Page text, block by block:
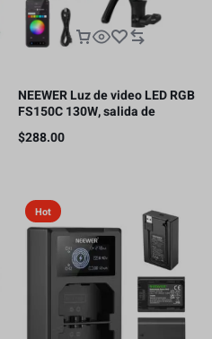
NEEWER Luz de video LED RGB
FS150C 130W, salida de
iluminación continua COB de
2500-7500K con CRI97/TLCI98
$288.00
Hot